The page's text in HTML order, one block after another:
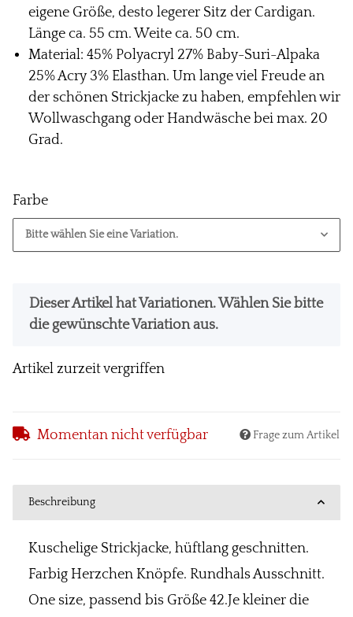
eigene Größe, desto legerer Sitz der Cardigan.
Länge ca. 55 cm. Weite ca. 50 cm.
Material: 45% Polyacryl 27% Baby-Suri-Alpaka
25% Acry 3% Elasthan. Um lange viel Freude an
der schönen Strickjacke zu haben, empfehlen wir
Wollwaschgang oder Handwäsche bei max. 20
Grad.
Farbe
Bitte wählen Sie eine Variation.
x
Dieser Artikel hat Variationen. Wählen Sie bitte
die gewünschte Variation aus.
Artikel zurzeit vergriffen
Momentan nicht verfügbar Frage zum Artikel
Beschreibung
Kuschelige Strickjacke, hüftlang geschnitten.
Farbig Herzchen Knöpfe. Rundhals Ausschnitt.
One size, passend bis Größe 42.Je kleiner die